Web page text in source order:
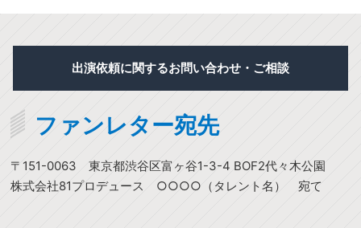
出演依頼に関するお問い合わせ・ご相談
ファンレター宛先
〒151-0063
東京都渋谷区富ヶ谷1-3-4 BOF2代々木公園
株式会社81プロデュース ○○○○（タレント名） 宛て